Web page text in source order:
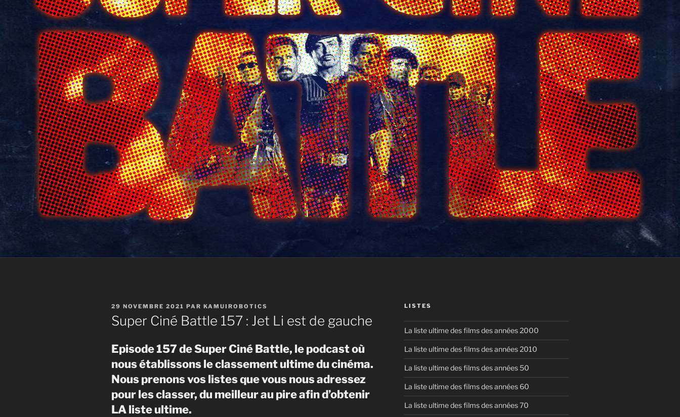
PUBLIÉ
LE
29 NOVEMBRE 2021 PAR KAMUIROBOTICS
Super Ciné Battle 157 : Jet Li est de gauche
Episode 157 de Super Ciné Battle, le podcast où
nous établissons le classement ultime du cinéma.
Nous prenons vos listes que vous nous adressez
pour les classer, du meilleur au pire afin d’obtenir
LA liste ultime.
LISTES
La liste ultime des films des années 2000
La liste ultime des films des années 2010
La liste ultime des films des années 50
La liste ultime des films des années 60
La liste ultime des films des années 70